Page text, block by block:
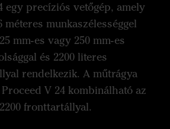
egy precíziós vetőgép, amely
méteres munkaszélességgel
mm-es vagy 250 mm-es
és 2200 literes
rendelkezik. A műtrágya
V 24 kombinálható az
fronttartállyal.